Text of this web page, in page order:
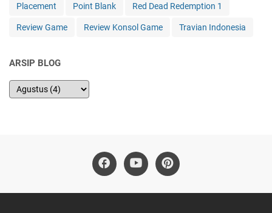
Placement Point Blank Red Dead Redemption 1
Review Game Review Konsol Game Travian Indonesia
ARSIP BLOG